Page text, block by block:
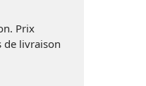
Prix
de livraison